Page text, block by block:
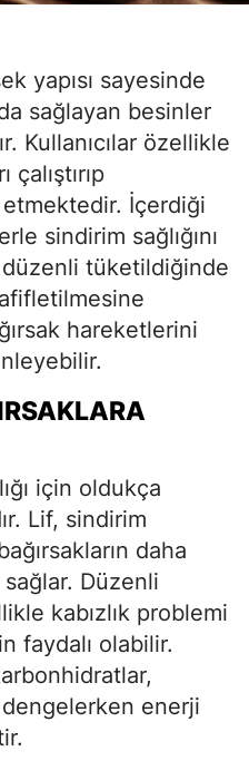
yapısı sayesinde
sağlayan besinler
Kullanıcılar özellikle
çalıştırıp
etmektedir. İçerdiği
sindirim sağlığını
tüketildiğinde
hareketlerini
için oldukça
Lif, sindirim
daha
sağlar. Düzenli
kabızlık problemi
faydalı olabilir.
enerji